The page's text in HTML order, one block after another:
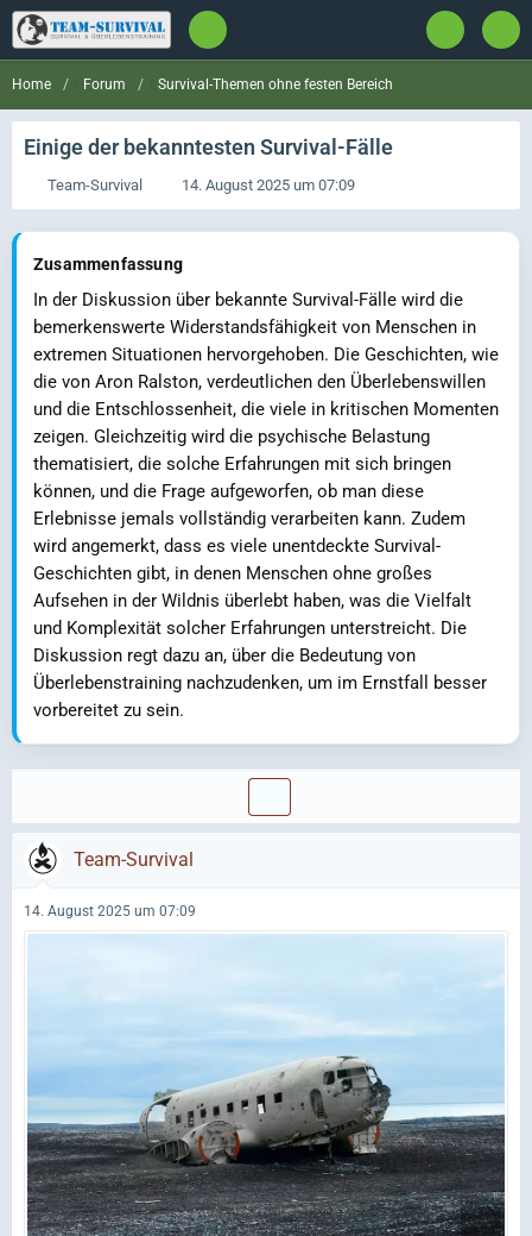
Home Forum Survival-Themen ohne festen Bereich
Einige der bekanntesten Survival-Fälle
Team-Survival 14. August 2025 um 07:09
Zusammenfassung
In der Diskussion über bekannte Survival-Fälle wird die
bemerkenswerte Widerstandsfähigkeit von Menschen in
extremen Situationen hervorgehoben. Die Geschichten, wie
die von Aron Ralston, verdeutlichen den Überlebenswillen
und die Entschlossenheit, die viele in kritischen Momenten
zeigen. Gleichzeitig wird die psychische Belastung
thematisiert, die solche Erfahrungen mit sich bringen
können, und die Frage aufgeworfen, ob man diese
Erlebnisse jemals vollständig verarbeiten kann. Zudem
wird angemerkt, dass es viele unentdeckte Survival-
Geschichten gibt, in denen Menschen ohne großes
Aufsehen in der Wildnis überlebt haben, was die Vielfalt
und Komplexität solcher Erfahrungen unterstreicht. Die
Diskussion regt dazu an, über die Bedeutung von
Überlebenstraining nachzudenken, um im Ernstfall besser
vorbereitet zu sein.
Team-Survival
14. August 2025 um 07:09